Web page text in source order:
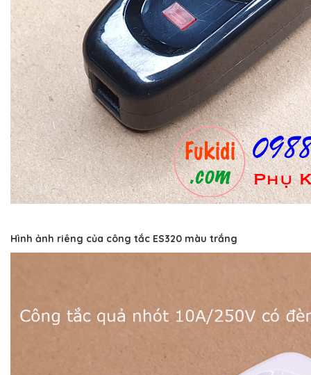
Hình ảnh riêng của công tắc ES320 màu trắng